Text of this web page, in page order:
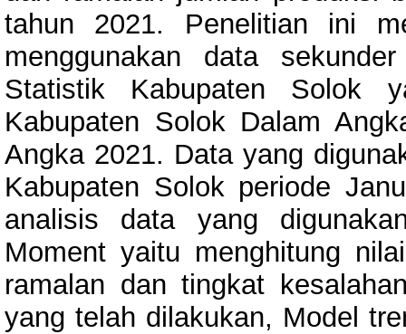
tahun 2021. Penelitian ini
menggunakan data
Statistik Kabupaten Solok
Kabupaten Solok Dalam
Angka 2021. Data yang
Kabupaten Solok periode
analisis data yang
Moment yaitu menghitung
ramalan dan tingkat
yang telah dilakukan, Model